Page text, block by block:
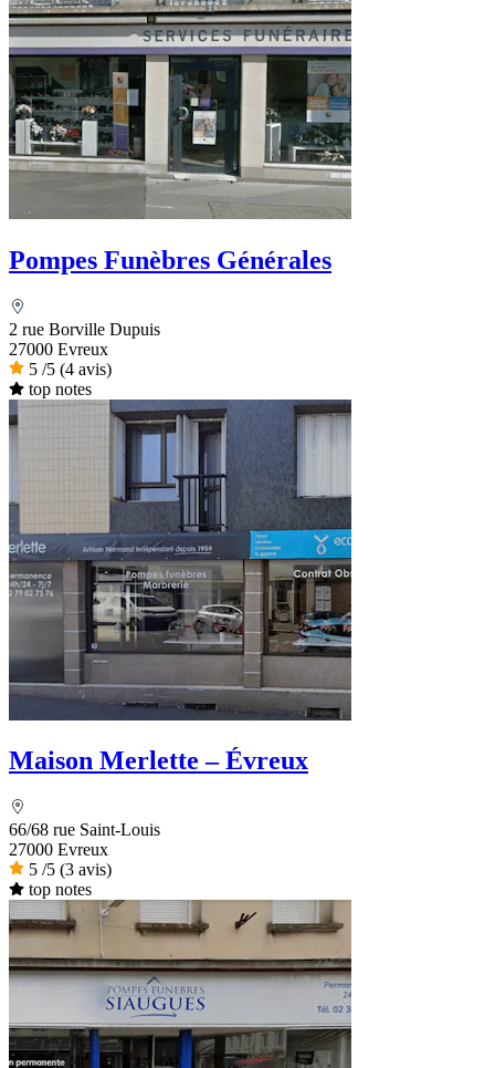
Pompes Funèbres Générales
2 rue Borville Dupuis
27000 Evreux
5 /5 (4 avis)
top notes
Maison Merlette – Évreux
66/68 rue Saint-Louis
27000 Evreux
5 /5 (3 avis)
top notes